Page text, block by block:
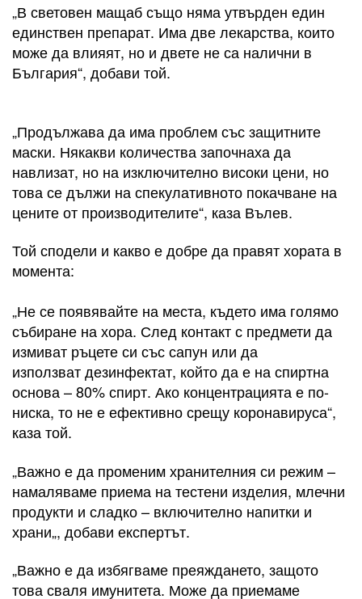
„В световен мащаб също няма утвърден един
единствен препарат. Има две лекарства, които
може да влияят, но и двете не са налични в
България“, добави той.
„Продължава да има проблем със защитните
маски. Някакви количества започнаха да
навлизат, но на изключително високи цени, но
това се дължи на спекулативното покачване на
цените от производителите“, каза Вълев.
Той сподели и какво е добре да правят хората в
момента:
„Не се появявайте на места, където има голямо
събиране на хора. След контакт с предмети да
измиват ръцете си със сапун или да
използват дезинфектат, който да е на спиртна
основа – 80% спирт. Ако концентрацията е по-
ниска, то не е ефективно срещу коронавируса“,
каза той.
„Важно е да променим хранителния си режим –
намаляваме приема на тестени изделия, млечни
продукти и сладко – включително напитки и
храни„, добави експертът.
„Важно е да избягваме преяждането, защото
това сваля имунитета. Може да приемаме